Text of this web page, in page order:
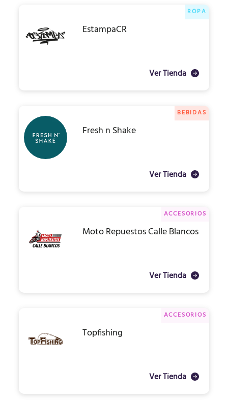
ROPA
EstampaCR
Ver Tienda
BEBIDAS
Fresh n Shake
Ver Tienda
ACCESORIOS
Moto Repuestos Calle Blancos
Ver Tienda
ACCESORIOS
Topfishing
Ver Tienda